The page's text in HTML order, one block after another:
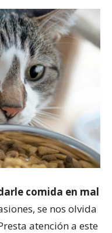
comida en mal
se nos olvida
atención a este